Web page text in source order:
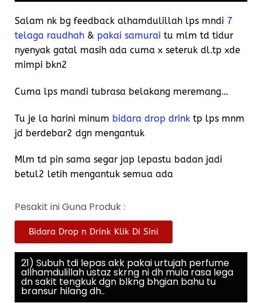
Salam nk bg feedback alhamdulillah lps mndi 7
telaga raudhah & pakai samurai tu mlm td tidur
nyenyak gatal masih ada cuma x seteruk dl.tp xde
mimpi bkn2
Cuma lps mandi tubrasa belakang meremang…
Tu je la harini minum bidara drop drink tp lps mnm
jd berdebar2 dgn mengantuk
Mlm td pin sama segar jap lepastu badan jadi
betul2 letih mengantuk semua ada
Pesakit ini Guna Produk :
Bidara Drop n Drink Klik Di Sini
21) Subuh tdi lepas akk pakai urtujah perfume
allhamdulillah ustaz skrng ni dh mula rasa lega
dn sakit tengkuk dgn blkng bhgian bahu tu
bransur hilang dh..